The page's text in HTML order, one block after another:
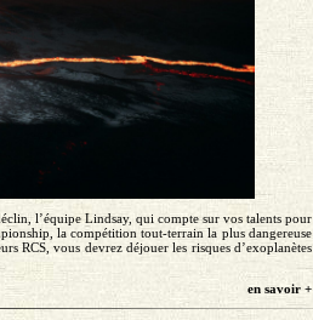
l’équipe Lindsay, qui compte sur vos talents pour
la compétition tout-terrain la plus dangereuse
RCS, vous devrez déjouer les risques d’exoplanètes
en savoir +